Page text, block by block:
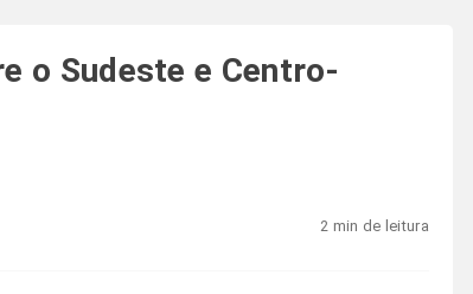
o Sudeste e Centro-
2 min de leitura